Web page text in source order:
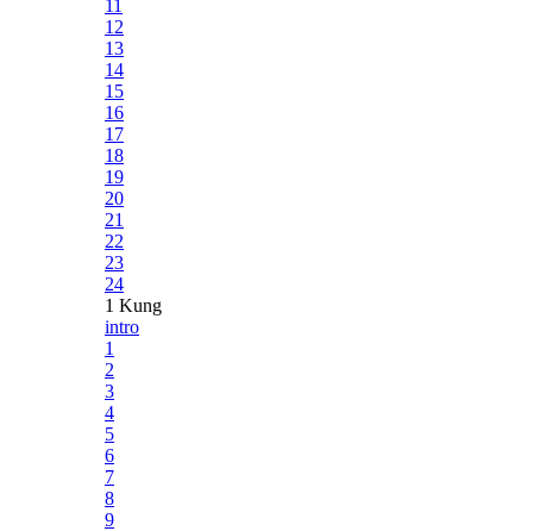
11
12
13
14
15
16
17
18
19
20
21
22
23
24
1 Kung
intro
1
2
3
4
5
6
7
8
9